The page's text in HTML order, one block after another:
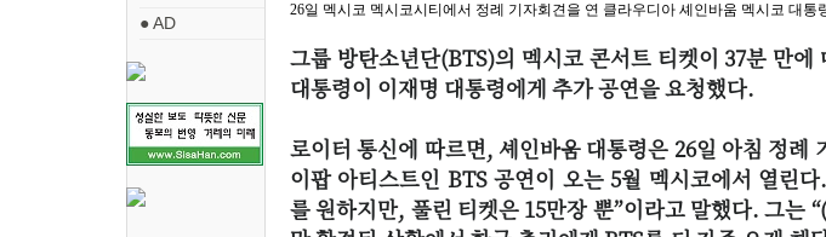
● AD
26일 멕시코 멕시코시티에서 정례 기자회견을 연 클라우디아 셰인바움 멕시코 대통
그룹 방탄소년단(BTS)의 멕시코 콘서트 티켓이 37분 만
대통령이 이재명 대통령에게 추가 공연을 요청했다.
로이터 통신에 따르면, 셰인바움 대통령은 26일 아침 정례
이팝 아티스트인 BTS 공연이 오는 5월 멕시코에서 열린
를 원하지만, 풀린 티켓은 15만장 뿐”이라고 말했다. 그는